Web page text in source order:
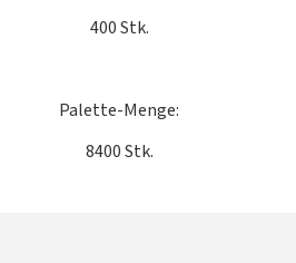
400 Stk.
Palette-Menge:
8400 Stk.